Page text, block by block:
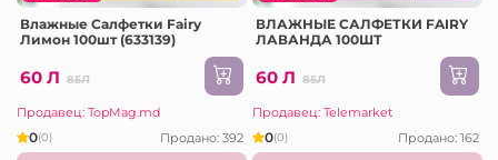
Влажные Салфетки Fairy
Лимон 100шт (633139)
60 Л 85Л
Продавец: TopMag.md
0(0) Продано: 392
ВЛАЖНЫЕ САЛФЕТКИ FAIRY
ЛАВАНДА 100ШТ
60 Л 85Л
Продавец: Telemarket
0(0) Продано: 162